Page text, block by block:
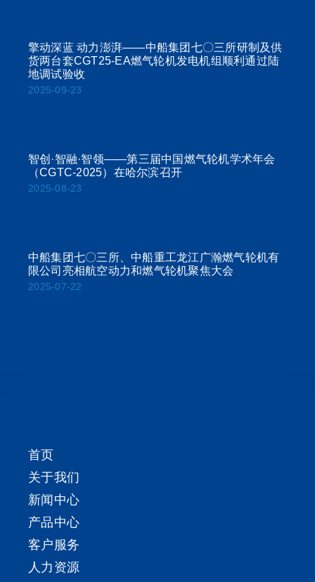
擎动深蓝 动力澎湃——中船集团七〇三所研制及供
货两台套CGT25-EA燃气轮机发电机组顺利通过陆
地调试验收
2025-09-23
智创·智融·智领——第三届中国燃气轮机学术年会
（CGTC-2025）在哈尔滨召开
2025-08-23
中船集团七〇三所、中船重工龙江广瀚燃气轮机有
限公司亮相航空动力和燃气轮机聚焦大会
2025-07-22
首页
关于我们
新闻中心
产品中心
客户服务
人力资源